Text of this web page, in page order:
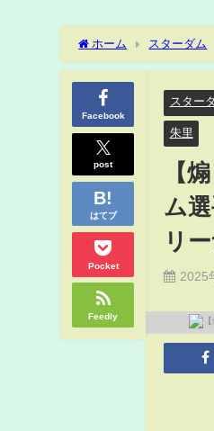
ホーム スターダム
(日)横浜アリーナ大会【
Facebook
post
はてブ
Pocket
Feedly
スター
朱里
【
ム
リ
2025